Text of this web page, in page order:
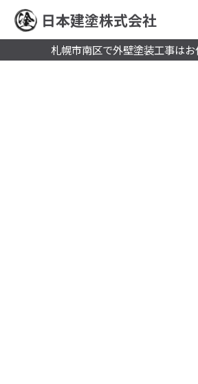
札幌市南区で外壁塗装工事はお
日本建塗株式会社